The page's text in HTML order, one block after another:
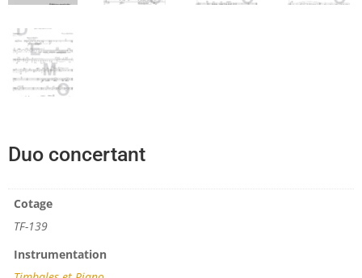
Duo concertant
Cotage
TF-139
Instrumentation